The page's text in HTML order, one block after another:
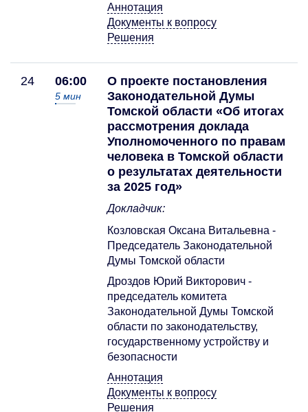
Аннотация
Документы к вопросу
Решения
24 06:00
5 мин
О проекте постановления
Законодательной Думы
Томской области «Об итогах
рассмотрения доклада
Уполномоченного по правам
человека в Томской области
о результатах деятельности
за 2025 год»
Докладчик:
Козловская Оксана Витальевна -
Председатель Законодательной
Думы Томской области
Дроздов Юрий Викторович -
председатель комитета
Законодательной Думы Томской
области по законодательству,
государственному устройству и
безопасности
Аннотация
Документы к вопросу
Решения